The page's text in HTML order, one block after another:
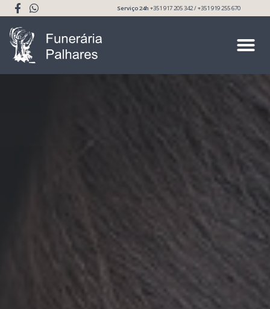
Serviço 24h+351 917 205 342 / +351 919 255 670